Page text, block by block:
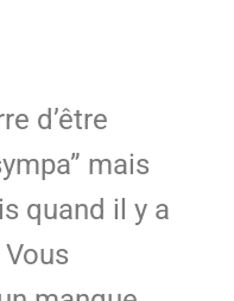
d’être
mais
quand il y a